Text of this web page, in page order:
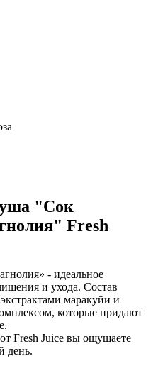
"Сок
Fresh
- идеальное
и ухода. Состав
маракуйи и
которые придают
Fresh Juice вы ощущаете
день.